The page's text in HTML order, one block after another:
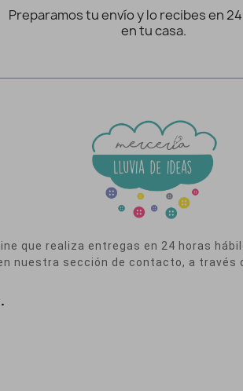
Preparamos tu envío y lo recibes en
en tu casa.
que realiza entregas en 24 horas
nuestra sección de contacto, a través